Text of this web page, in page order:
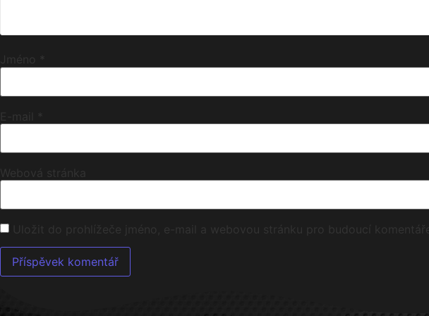
Jméno
Webová stránka
Uložit do prohlížeče jméno, e-mail a webovou stránku pro budoucí komentáře.